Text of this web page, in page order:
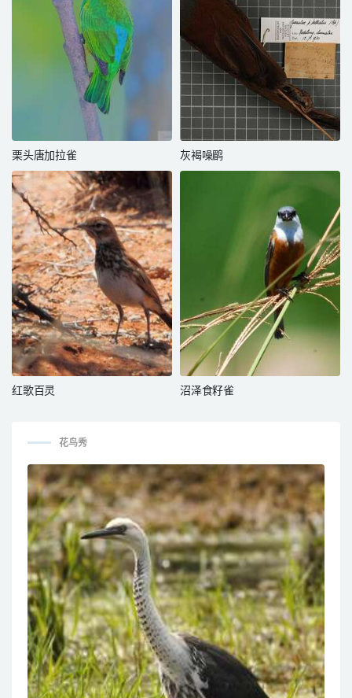
栗头唐加拉雀 灰褐噪鹛
红歌百灵 沼泽食籽雀
花鸟秀